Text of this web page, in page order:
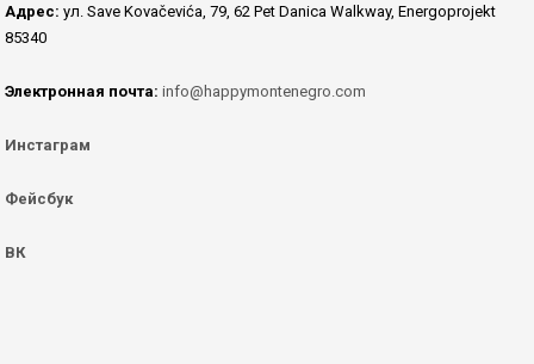
Адрес: ул. Save Kovačevića, 79, 62 Pet Danica Walkway, Energoprojekt
85340
Электронная почта: info@happymontenegro.com
Инстаграм
Фейсбук
ВК